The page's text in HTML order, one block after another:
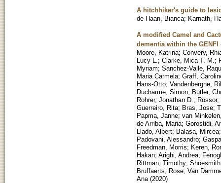
A hitchhiker's guide to
de Haan, Bianca; Karnath,
A modified Camel and
dementia within the GENFI
Moore, Katrina; Convery,
Lucy L. ; Clarke, Mica T. M. ;
Myriam; Sanchez-Valle,
Maria Carmela; Graff,
Hans-Otto; Vandenberghe,
Ducharme, Simon; Butler,
Rohrer, Jonathan D. ;
Guerreiro, Rita; Bras, Jose;
Papma, Janne; van
de Arriba, Maria; Gorostidi,
Llado, Albert; Balasa, Mircea
Padovani, Alessandro;
Freedman, Morris; Keren,
Hakan; Arighi, Andrea;
Rittman, Timothy;
Bruffaerts, Rose; Van
Ana (2020)